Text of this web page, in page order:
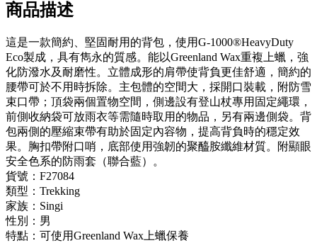
商品描述
這是一款簡約、堅固耐用的背包，使用G-1000®HeavyDuty
Eco製成，具有雋永的質感。能以Greenland Wax重複上蠟，強
化防潑水及耐磨性。立體成形的肩帶使背負更佳舒適，簡約的
腰帶可於不用時拆除。主包體的空間大，採開口裝載，附防雪
束口帶；頂袋兩個置物空間，側邊設有登山杖專用固定繩環，
前側收納袋可放雨衣等需隨時取用的物品，另有兩邊側袋。背
包兩側的壓縮束帶有助於固定內容物，提高背負時的穩定效
果。胸扣帶附口哨，底部使用強韌的聚醯胺纖維材質。附顯眼
安全色系的防雨套（聯合藍）。
貨號：F27084
類型：Trekking
家族：Singi
性別：男
特點：可使用Greenland Wax上蠟保養